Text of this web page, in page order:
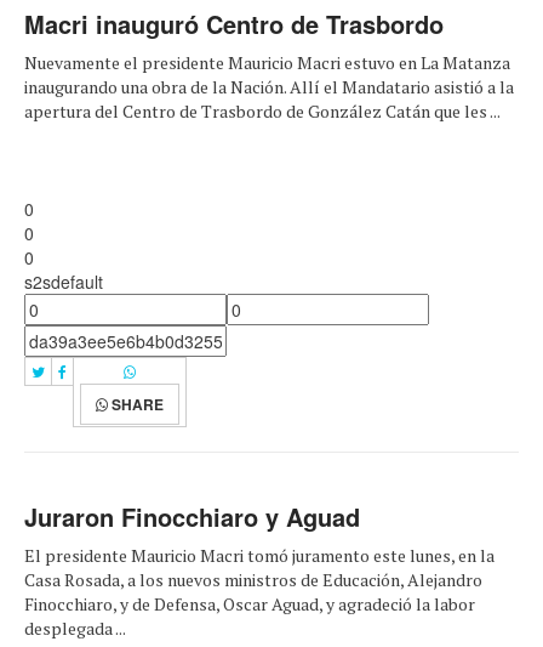
Macri inauguró Centro de Trasbordo
Nuevamente el presidente Mauricio Macri estuvo en La Matanza
inaugurando una obra de la Nación. Allí el Mandatario asistió a la
apertura del Centro de Trasbordo de González Catán que les ...
0
0
0
s2sdefault
SHARE
Juraron Finocchiaro y Aguad
El presidente Mauricio Macri tomó juramento este lunes, en la
Casa Rosada, a los nuevos ministros de Educación, Alejandro
Finocchiaro, y de Defensa, Oscar Aguad, y agradeció la labor
desplegada ...